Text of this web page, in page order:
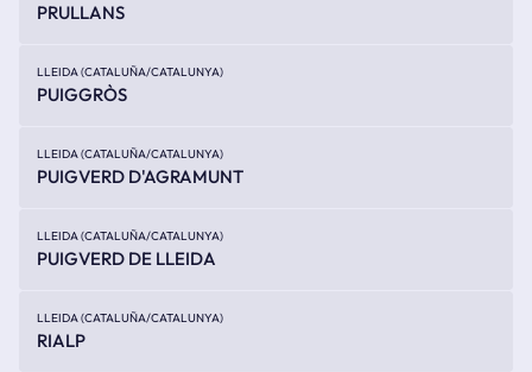
PRULLANS
LLEIDA (CATALUÑA/CATALUNYA)
PUIGGRÒS
LLEIDA (CATALUÑA/CATALUNYA)
PUIGVERD D'AGRAMUNT
LLEIDA (CATALUÑA/CATALUNYA)
PUIGVERD DE LLEIDA
LLEIDA (CATALUÑA/CATALUNYA)
RIALP